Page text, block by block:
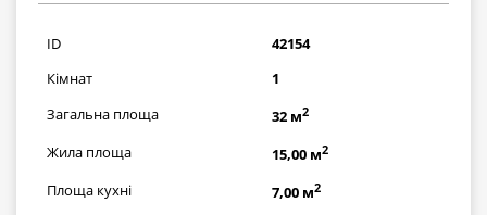
грн
ID
42154
Кімнат
1
Загальна площа
32 м2
Жила площа 15,00 м2
Площа кухні 7,00 м2